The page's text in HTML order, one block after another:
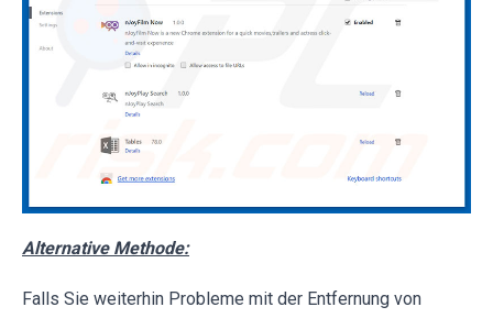
Alternative Methode:
Falls Sie weiterhin Probleme mit der Entfernung von